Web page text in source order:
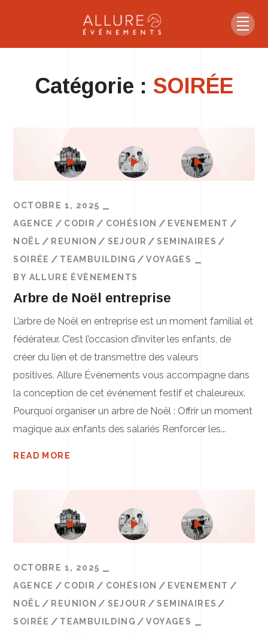
Catégorie : SOIRÉE
OCTOBRE 1, 2025
AGENCE
CODIR COHÉSION
EVENEMENT
NOËL
REUNION SEJOUR
SEMINAIRES
SOIRÉE
TEAMBUILDING
VOYAGES
BY ALLURE ÉVÈNEMENTS
Arbre de Noël entreprise
L’arbre de Noël en entreprise est un moment familial et
fédérateur. C’est l’occasion d’inviter les enfants, de
créer du lien et de transmettre des valeurs
positives. Allure Événements vous accompagne dans
la conception de cet événement festif et chaleureux.
Pourquoi organiser un arbre de Noël : Offrir un moment
magique aux enfants des salariés Renforcer les...
READ MORE
OCTOBRE 1, 2025
AGENCE
CODIR COHÉSION
EVENEMENT
NOËL
REUNION SEJOUR
SEMINAIRES
SOIRÉE
TEAMBUILDING
VOYAGES